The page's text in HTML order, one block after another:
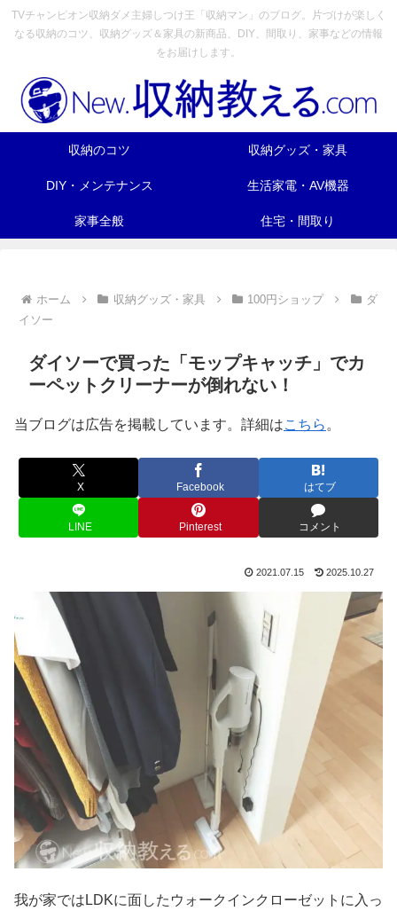
TVチャンピオン収納ダメ主婦しつけ王「収納マン」のブログ。片づけが楽しく
なる収納のコツ、収納グッズ＆家具の新商品、DIY、間取り、家事などの情報
をお届けします。
収納のコツ 収納グッズ・家具
DIY・メンテナンス 生活家電・AV機器
家事全般 住宅・間取り
ホーム 収納グッズ・家具 100円ショップ
ダ
イソー
ダイソーで買った「モップキャッチ」でカ
ーペットクリーナーが倒れない！
当ブログは広告を掲載しています。詳細はこちら 。
X Facebook はてブ
LINE Pinterest コメント
2021.07.15 2025.10.27
我が家ではLDKに面したウォークインクローゼットに入っ